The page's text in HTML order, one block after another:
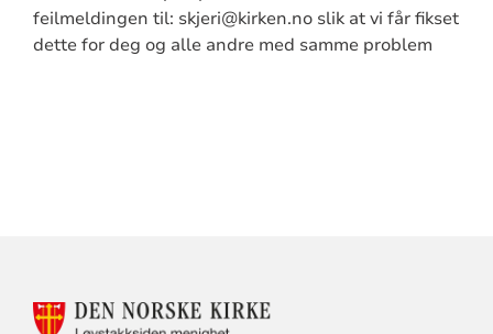
feilmeldingen til: skjeri@kirken.no slik at vi får fikset
dette for deg og alle andre med samme problem